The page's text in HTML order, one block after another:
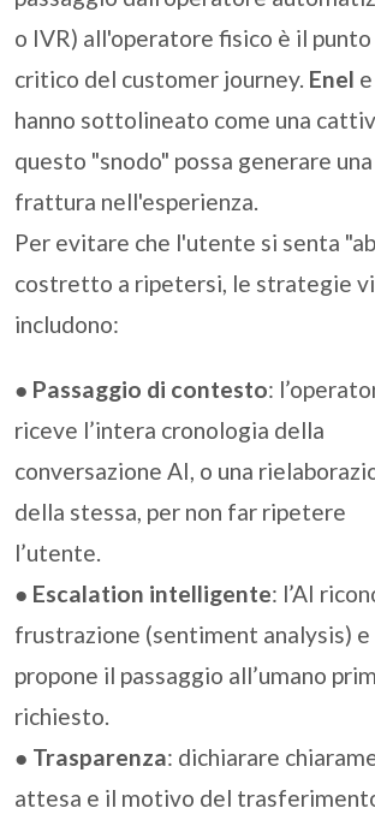
o IVR) all'operatore fisico è il punto
critico del customer journey. Enel e
hanno sottolineato come una
questo "snodo" possa generare
frattura nell'esperienza.
Per evitare che l'utente si senta
costretto a ripetersi, le strategie
includono:
● Passaggio di contesto:
riceve l’intera cronologia della
conversazione AI, o una
della stessa, per non far ripetere
l’utente.
● Escalation intelligente: l’AI
frustrazione (sentiment analysis) e
propone il passaggio all’umano
richiesto.
● Trasparenza: dichiarare
attesa e il motivo del